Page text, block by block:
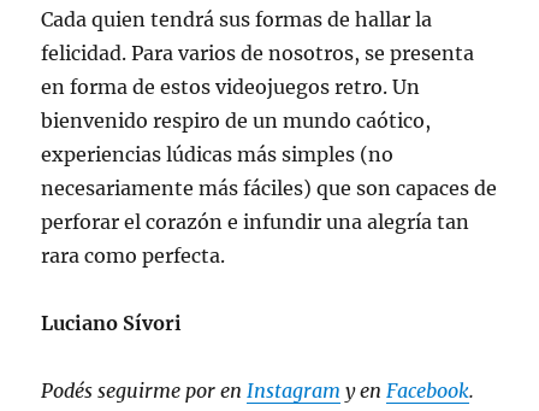
Cada quien tendrá sus formas de hallar la
felicidad. Para varios de nosotros, se presenta
en forma de estos videojuegos retro. Un
bienvenido respiro de un mundo caótico,
experiencias lúdicas más simples (no
necesariamente más fáciles) que son capaces de
perforar el corazón e infundir una alegría tan
rara como perfecta.
Luciano Sívori
Podés seguirme por enInstagram y enFacebook.